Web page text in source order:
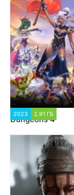
2023 2.91 ГБ
Dungeons 4